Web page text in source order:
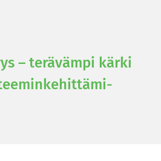
– te­rä­väm­pi kärki